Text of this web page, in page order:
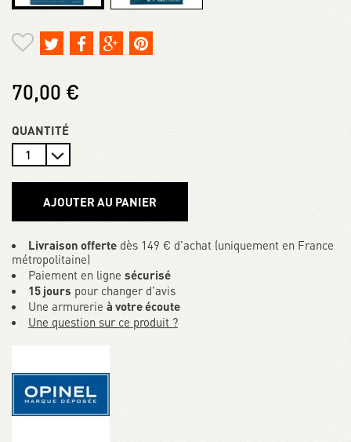
70,00 €
QUANTITÉ
AJOUTER AU PANIER
Livraison offerte dès 149 € d’achat (uniquement en France
métropolitaine)
Paiement en ligne sécurisé
15 jours pour changer d’avis
Une armurerie à votre écoute
Une question sur ce produit ?